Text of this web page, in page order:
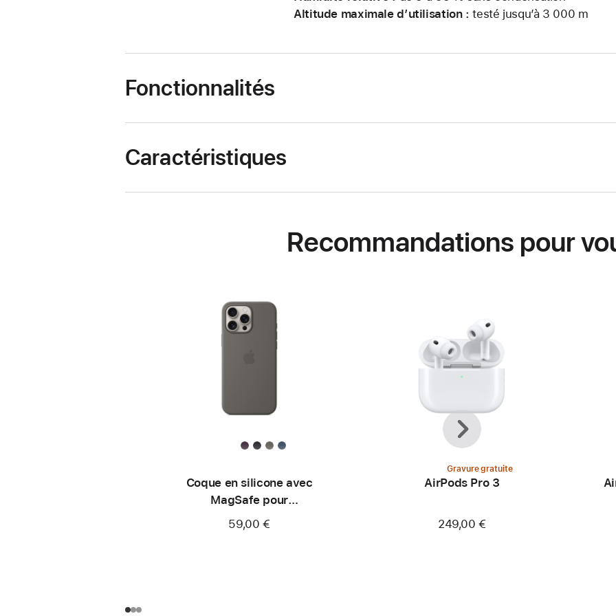
Altitude maximale d’utilisation : testé jusqu’à 3 000 m
Fonctionnalités
Caractéristiques
Recommandations pour
Coque en silicone avec
MagSafe pour
iPhone 16 Pro Max – Gris
minéral
59,00 €
Gravure gratuite
AirPods Pro 3
249,00 €
Précédent
Suivant